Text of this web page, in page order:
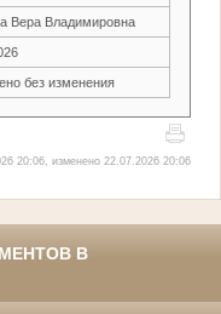
Вера Владимировна
без изменения
20:06, изменено 22.07.2026 20:06
В